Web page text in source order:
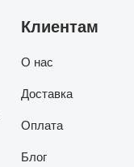
Клиентам
О нас
Доставка
Оплата
Блог